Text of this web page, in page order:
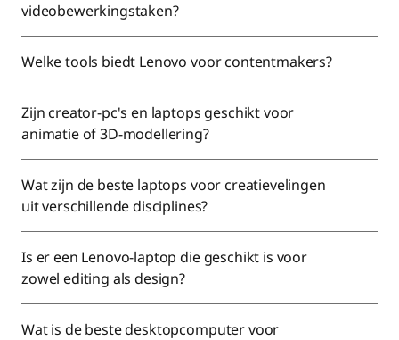
videobewerkingstaken?
Welke tools biedt Lenovo voor contentmakers?
Zijn creator-pc's en laptops geschikt voor
animatie of 3D-modellering?
Wat zijn de beste laptops voor creatievelingen
uit verschillende disciplines?
Is er een Lenovo-laptop die geschikt is voor
zowel editing als design?
Wat is de beste desktopcomputer voor